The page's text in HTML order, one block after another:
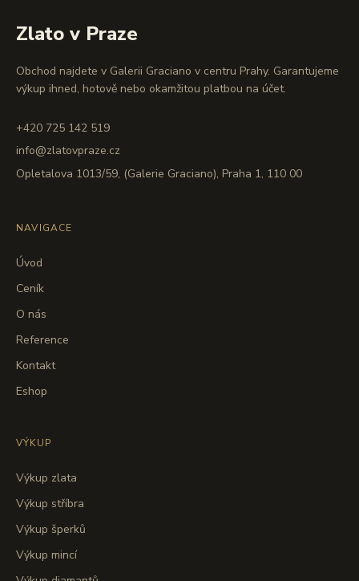
Zlato v Praze
Obchod najdete v Galerii Graciano v centru Prahy. Garantujeme
výkup ihned, hotově nebo okamžitou platbou na účet.
+420 725 142 519
info@zlatovpraze.cz
Opletalova 1013/59, (Galerie Graciano), Praha 1, 110 00
NAVIGACE
Úvod
Ceník
O nás
Reference
Kontakt
Eshop
VÝKUP
Výkup zlata
Výkup stříbra
Výkup šperků
Výkup mincí